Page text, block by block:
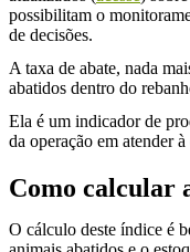
possibilitam o
de decisões.
A taxa de abate, nada
abatidos dentro do
Ela é um indicador de
da operação em atender
Como calcular
O cálculo deste índice é